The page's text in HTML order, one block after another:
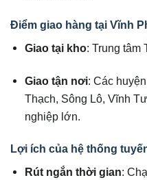
Điểm giao hàng tại Vĩnh
Giao tại kho: Trung tâm
Giao tận nơi: Các
Thạch, Sông Lô, Vĩnh
nghiệp lớn.
Lợi ích của hệ thống
Rút ngắn thời gian: